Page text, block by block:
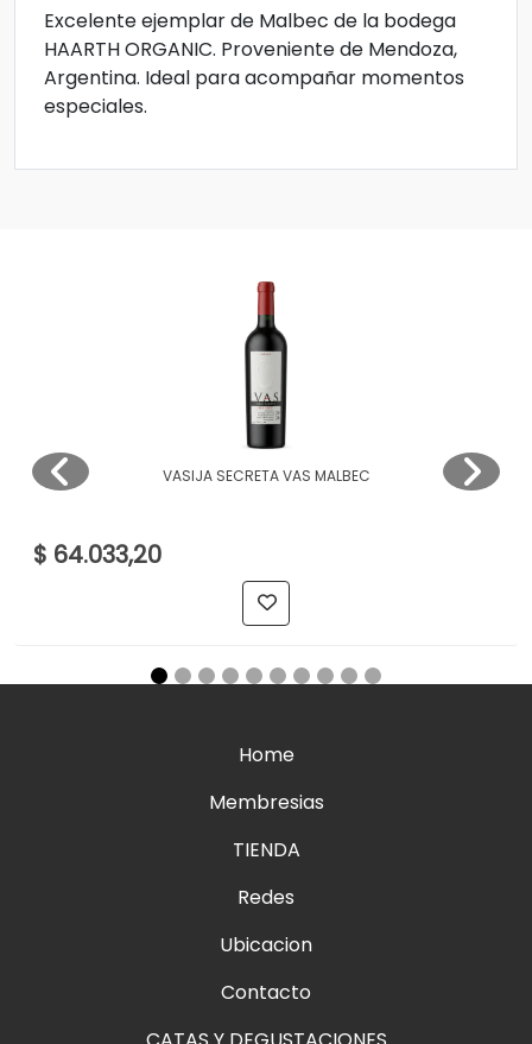
Excelente ejemplar de Malbec de la bodega
HAARTH ORGANIC. Proveniente de Mendoza,
Argentina. Ideal para acompañar momentos
especiales.
VASIJA SECRETA VAS MALBEC
$ 64.033,20
Home
Membresias
TIENDA
Redes
Ubicacion
Contacto